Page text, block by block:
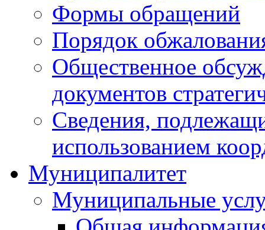
Формы обращений
Порядок
Общественное
документов
Сведения,
использованием
Муниципалитет
Муниципальные